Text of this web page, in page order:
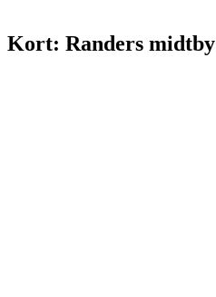
Kort: Randers midtby